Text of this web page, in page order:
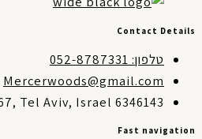
Contact
טלפון: 052-8787331
Mercerwoods@gmail.com
Tel Aviv, Israel 6346143
Fast